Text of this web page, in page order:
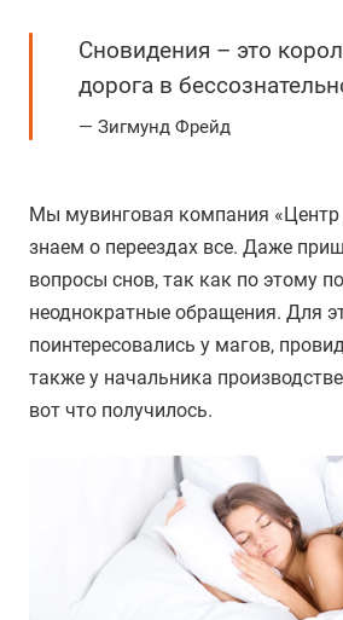
Сновидения – это
дорога в
Зигмунд Фрейд
Мы мувинговая компания
знаем о переездах все. Даже
вопросы снов, так как по этому
неоднократные обращения. Для
поинтересовались у магов,
также у начальника
вот что получилось.